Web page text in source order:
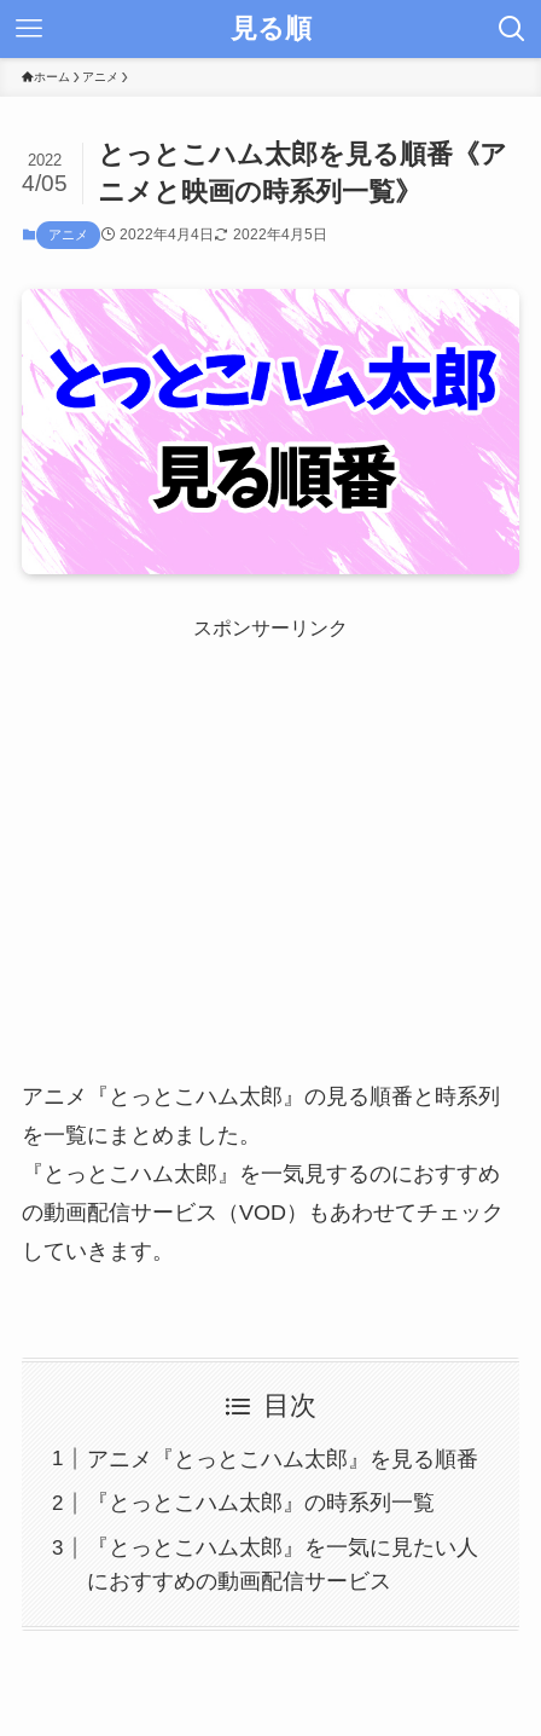
見る順
ホーム アニメ
とっとこハム太郎を見る順番《ア
ニメと映画の時系列一覧》
2022
4/05
アニメ 2022年4月4日 2022年4月5日
スポンサーリンク
アニメ『とっとこハム太郎』の見る順番と時系列
を一覧にまとめました。
『とっとこハム太郎』を一気見するのにおすすめ
の動画配信サービス（VOD）もあわせてチェック
していきます。
目次
アニメ『とっとこハム太郎』を見る順番
『とっとこハム太郎』の時系列一覧
『とっとこハム太郎』を一気に見たい人
におすすめの動画配信サービス